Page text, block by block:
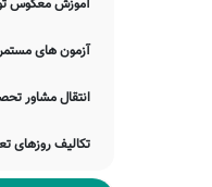
مدرسه)، و...
در این میان
شما می توانید جهت
آزمون هماهنگ
اطلاع دارید
آموزش معکوس
آزمون های
انتقال مشاور
تکالیف روزهای